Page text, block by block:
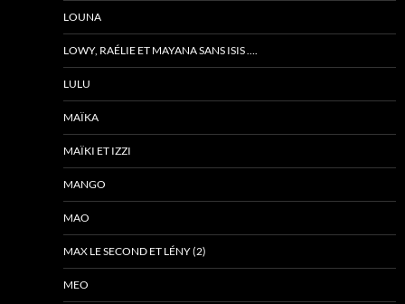
LOUNA
LOWY, RAÉLIE ET MAYANA SANS ISIS ….
LULU
MAÏKA
MAÏKI ET IZZI
MANGO
MAO
MAX LE SECOND ET LÉNY (2)
MEO